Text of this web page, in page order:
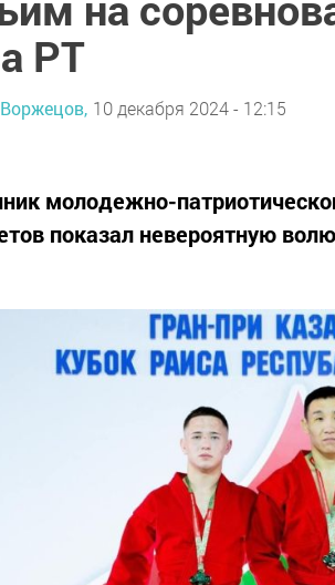
РТ
10 декабря 2024 - 12:15
молодежно-
показал невероятную